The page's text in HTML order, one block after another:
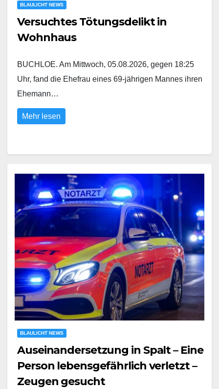
BLAULICHT NEWS
Versuchtes Tötungsdelikt in
Wohnhaus
BUCHLOE. Am Mittwoch, 05.08.2026, gegen 18:25
Uhr, fand die Ehefrau eines 69-jährigen Mannes ihren
Ehemann…
Mehr lesen
BLAULICHT NEWS
Auseinandersetzung in Spalt – Eine
Person lebensgefährlich verletzt –
Zeugen gesucht